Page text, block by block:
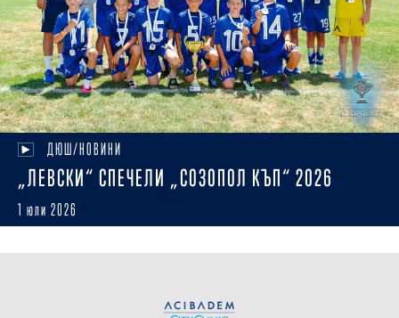
ДЮШ/НОВИНИ
„ЛЕВСКИ“ СПЕЧЕЛИ „СОЗОПОЛ КЪП“ 2026
1 юли 2026